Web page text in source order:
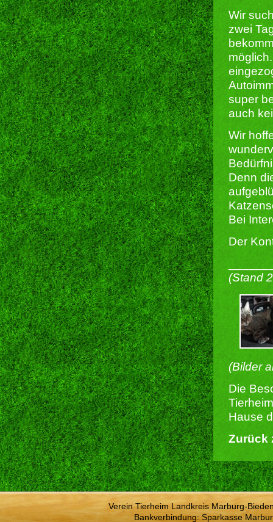
Wir
zwei
super
auch
Wir
Denn
Bei
Der
(Stand
(Bilder
Die
Hause
Zurück
Verein Tierheim Landkreis Marburg-
Bankverbindung: Sparkasse